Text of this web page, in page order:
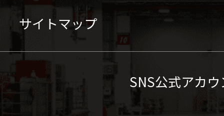
サイトマップ
SNS公式アカ